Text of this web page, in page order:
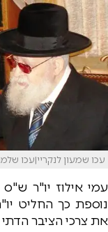
עכו שמעון לנקריי|עכו
עמי אילוז יו"ר
נוספת כך החליט
את צרכי הציבר